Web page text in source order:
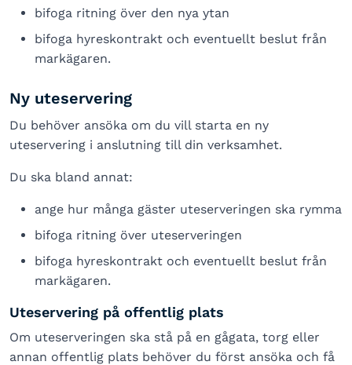
bifoga ritning över den nya ytan
bifoga hyreskontrakt och eventuellt beslut från
markägaren.
Ny uteservering
Du behöver ansöka om du vill starta en ny
uteservering i anslutning till din verksamhet.
Du ska bland annat:
ange hur många gäster uteserveringen ska rymma
bifoga ritning över uteserveringen
bifoga hyreskontrakt och eventuellt beslut från
markägaren.
Uteservering på offentlig plats
Om uteserveringen ska stå på en gågata, torg eller
annan offentlig plats behöver du först ansöka och få